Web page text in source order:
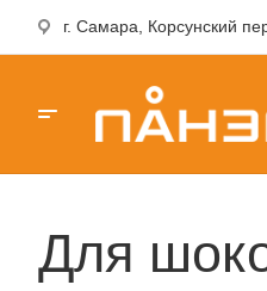
г. Самара, Корсунский
Для